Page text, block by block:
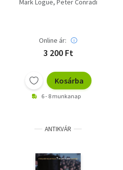
Mark Logue Peter Conradi
Online ár:
3 200 Ft
Kosárba
6 - 8 munkanap
ANTIKVÁR